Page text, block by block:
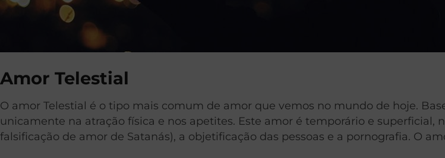
Amor Telestial
O amor Telestial é o tipo mais comum de amor que vemos no mundo de hoje.
unicamente na atração física e nos apetites. Este amor é temporário e superficial,
falsificação de amor de Satanás), a objetificação das pessoas e a pornografia. O